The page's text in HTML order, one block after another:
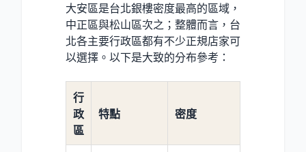
大安區是台北銀樓密度最高的區域，
中正區與松山區次之；整體而言，台
北各主要行政區都有不少正規店家可
以選擇。以下是大致的分布參考：
行
政
區
特點 密度